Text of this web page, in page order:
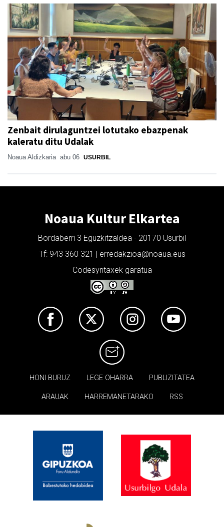
Zenbait dirulaguntzei lotutako ebazpenak
kaleratu ditu Udalak
Noaua Aldizkaria abu 06 USURBIL
Noaua Kultur Elkartea
Bordaberri 3 Eguzkitzaldea - 20170 Usurbil
Tf: 943 360 321 | erredakzioa@noaua.eus
Codesyntaxek garatua
HONI BURUZ LEGE OHARRA PUBLIZITATEA
ARAUAK HARREMANETARAKO RSS